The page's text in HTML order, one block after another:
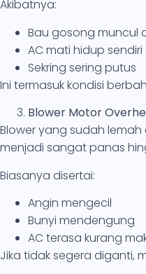
Akibatnya:
Bau gosong muncul
AC mati hidup sendiri
Sekring sering putus
Ini termasuk kondisi
Blower Motor
Blower yang sudah
menjadi sangat panas
Biasanya disertai:
Angin mengecil
Bunyi mendengung
AC terasa kurang
Jika tidak segera diganti,